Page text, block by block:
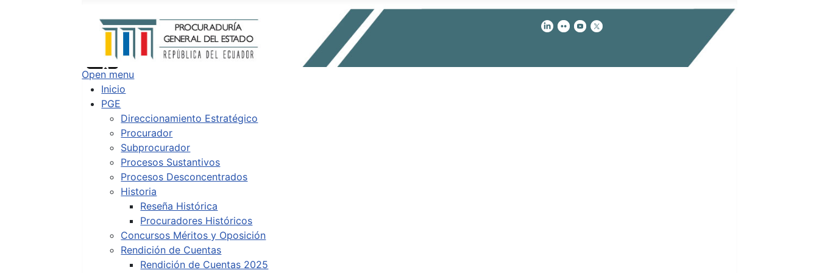
Buscar
Type 2 or more characters for results.
Open menu
Inicio
PGE
Direccionamiento Estratégico
Procurador
Subprocurador
Procesos Sustantivos
Procesos Desconcentrados
Historia
Reseña Histórica
Procuradores Históricos
Concursos Méritos y Oposición
Rendición de Cuentas
Rendición de Cuentas 2025